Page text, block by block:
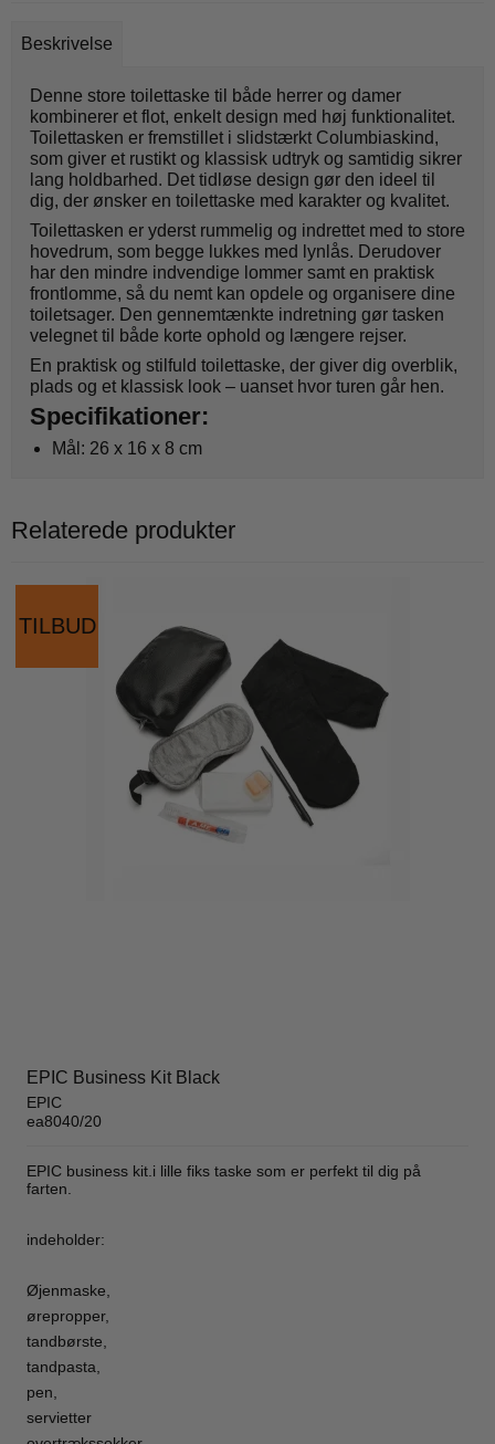
Beskrivelse
Denne store toilettaske til både herrer og damer
kombinerer et flot, enkelt design med høj funktionalitet.
Toilettasken er fremstillet i slidstærkt Columbiaskind,
som giver et rustikt og klassisk udtryk og samtidig sikrer
lang holdbarhed. Det tidløse design gør den ideel til
dig, der ønsker en toilettaske med karakter og kvalitet.
Toilettasken er yderst rummelig og indrettet med to store
hovedrum, som begge lukkes med lynlås. Derudover
har den mindre indvendige lommer samt en praktisk
frontlomme, så du nemt kan opdele og organisere dine
toiletsager. Den gennemtænkte indretning gør tasken
velegnet til både korte ophold og længere rejser.
En praktisk og stilfuld toilettaske, der giver dig overblik,
plads og et klassisk look – uanset hvor turen går hen.
Specifikationer:
Mål: 26 x 16 x 8 cm
Relaterede produkter
TILBUD
EPIC Business Kit Black
EPIC
ea8040/20
EPIC business kit.i lille fiks taske som er perfekt til dig på
farten.
indeholder:
Øjenmaske,
ørepropper,
tandbørste,
tandpasta,
pen,
servietter